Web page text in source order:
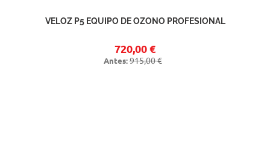
VELOZ P5 EQUIPO DE OZONO PROFESIONAL
720,00 €
Antes:915,00 €